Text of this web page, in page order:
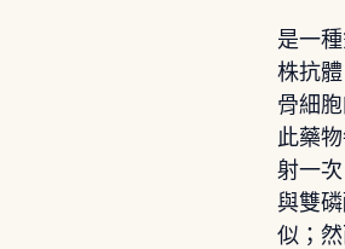
是一
株抗
骨細
此藥
射一
與雙
似；